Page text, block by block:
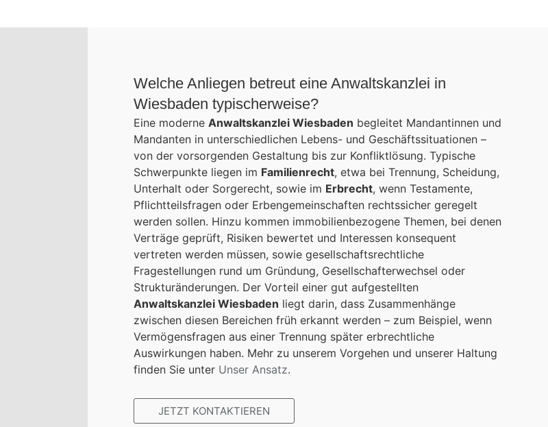
Welche Anliegen betreut eine Anwaltskanzlei in
Wiesbaden typischerweise?
Eine moderneAnwaltskanzlei Wiesbaden begleitet Mandantinnen und
Mandanten in unterschiedlichen Lebens- und Geschäftssituationen –
von der vorsorgenden Gestaltung bis zur Konfliktlösung. Typische
Schwerpunkte liegen im Familienrecht, etwa bei Trennung, Scheidung,
Unterhalt oder Sorgerecht, sowie im Erbrecht, wenn Testamente,
Pflichtteilsfragen oder Erbengemeinschaften rechtssicher geregelt
werden sollen. Hinzu kommen immobilienbezogene Themen, bei denen
Verträge geprüft, Risiken bewertet und Interessen konsequent
vertreten werden müssen, sowie gesellschaftsrechtliche
Fragestellungen rund um Gründung, Gesellschafterwechsel oder
Strukturänderungen. Der Vorteil einer gut aufgestellten
Anwaltskanzlei Wiesbaden liegt darin, dass Zusammenhänge
zwischen diesen Bereichen früh erkannt werden – zum Beispiel, wenn
Vermögensfragen aus einer Trennung später erbrechtliche
Auswirkungen haben. Mehr zu unserem Vorgehen und unserer Haltung
finden Sie unter Unser Ansatz.
JETZT KONTAKTIEREN